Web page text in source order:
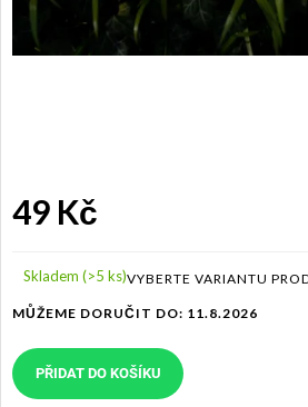
49 Kč
cena:
Skladem (>5 ks)
MŮŽEME DORUČIT DO: 11.8.2026
PŘIDAT DO KOŠÍKU